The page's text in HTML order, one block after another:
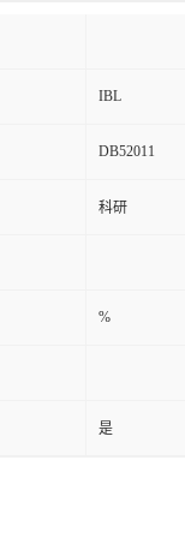
IBL
DB52011
科研
%
是